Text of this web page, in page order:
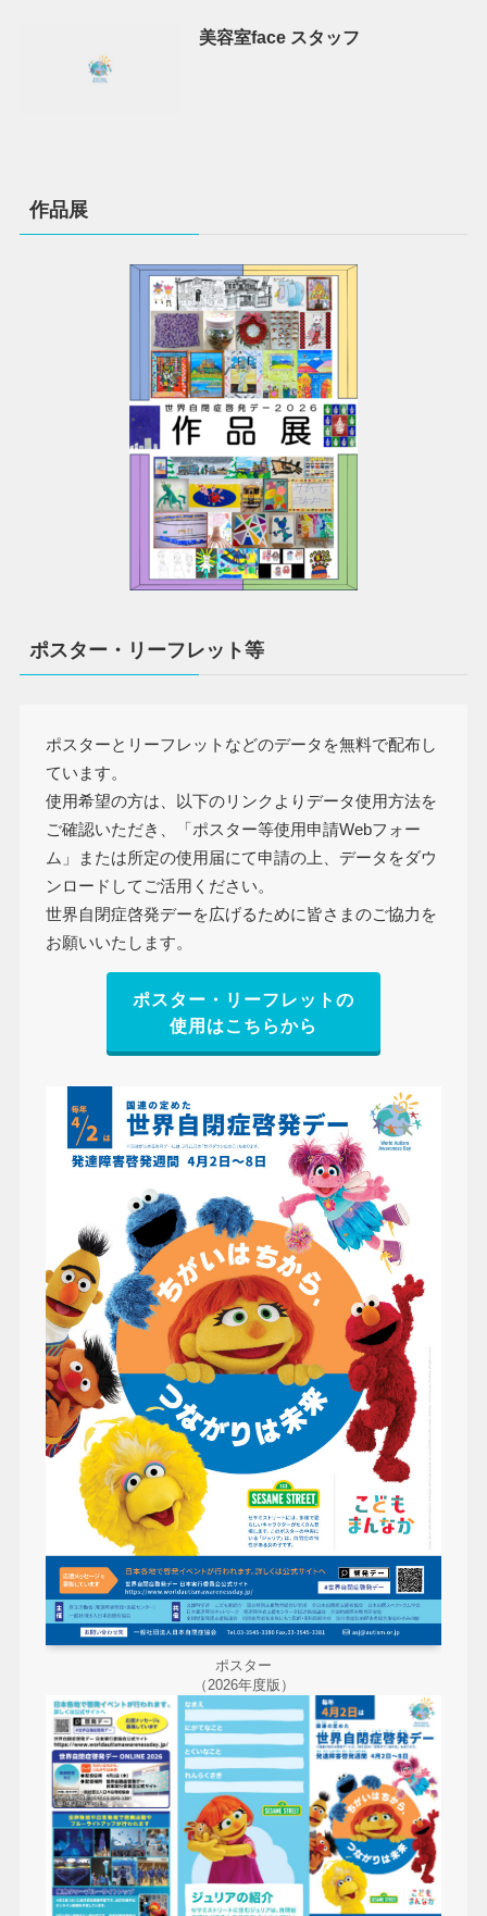
美容室face スタッフ
作品展
ポスター・リーフレット等
ポスターとリーフレットなどのデータを無料で配布し
ています。
使用希望の方は、以下のリンクよりデータ使用方法を
ご確認いただき、「ポスター等使用申請Webフォー
ム」または所定の使用届にて申請の上、データをダウ
ンロードしてご活用ください。
世界自閉症啓発デーを広げるために皆さまのご協力を
お願いいたします。
ポスター・リーフレットの
使用はこちらから
ポスター
（2026年度版）